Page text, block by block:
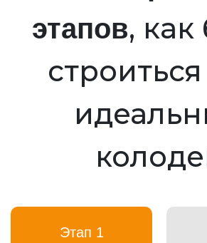
этапов, как
Этап 1